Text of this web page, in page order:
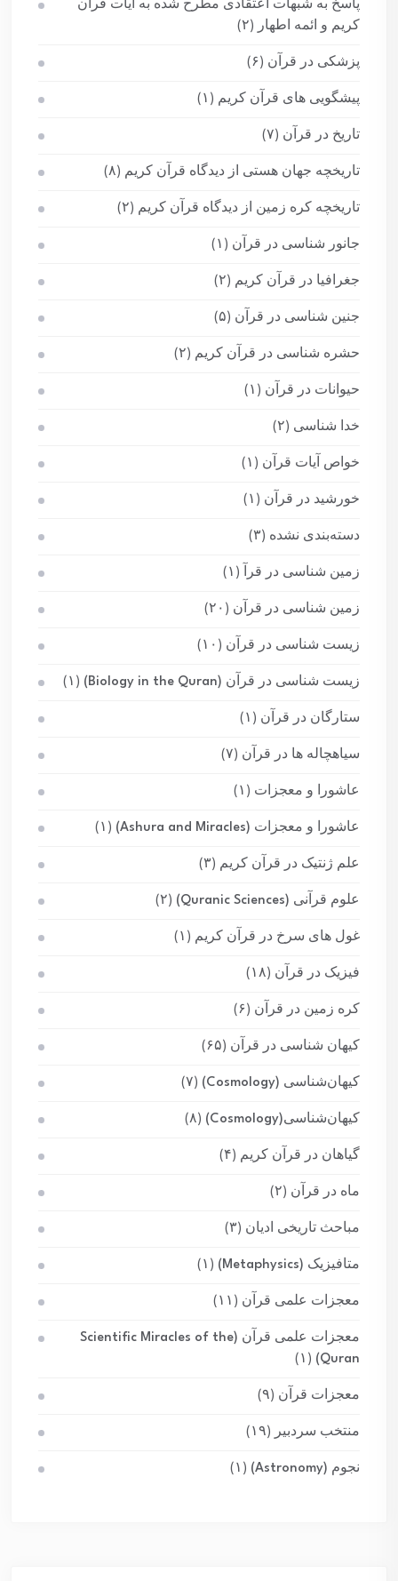
پاسخ به شبهات اعتقادی مطرح شده به آیات قرآن
کریم و ائمه اطهار (۲)
پزشکی در قرآن (۶)
پیشگویی های قرآن کریم (۱)
تاریخ در قرآن (۷)
تاریخچه جهان هستی از دیدگاه قرآن کریم (۸)
تاریخچه کره زمین از دیدگاه قرآن کریم (۲)
جانور شناسی در قرآن (۱)
جغرافیا در قرآن کریم (۲)
جنین شناسی در قرآن (۵)
حشره شناسی در قرآن کریم (۲)
حیوانات در قرآن (۱)
خدا شناسی (۲)
خواص آیات قرآن (۱)
خورشید در قرآن (۱)
دسته‌بندی نشده (۳)
زمین شناسی در قرآ (۱)
زمین شناسی در قرآن (۲۰)
زیست شناسی در قرآن (۱۰)
زیست شناسی در قرآن (Biology in the Quran) (۱)
ستارگان در قرآن (۱)
سیاهچاله ها در قرآن (۷)
عاشورا و معجزات (۱)
عاشورا و معجزات (Ashura and Miracles) (۱)
علم ژنتیک در قرآن کریم (۳)
علوم قرآنی (Quranic Sciences) (۲)
غول های سرخ در قرآن کریم (۱)
فیزیک در قرآن (۱۸)
کره زمین در قرآن (۶)
کیهان شناسی در قرآن (۶۵)
کیهان‌شناسی (Cosmology) (۷)
کیهان‌شناسی(Cosmology) (۸)
گیاهان در قرآن کریم (۴)
ماه در قرآن (۲)
مباحث تاریخی ادیان (۳)
متافیزیک (Metaphysics) (۱)
معجزات علمی قرآن (۱۱)
معجزات علمی قرآن (Scientific Miracles of the
Quran)
(۱)
معجزات قرآن (۹)
منتخب سردبیر (۱۹)
نجوم (Astronomy) (۱)